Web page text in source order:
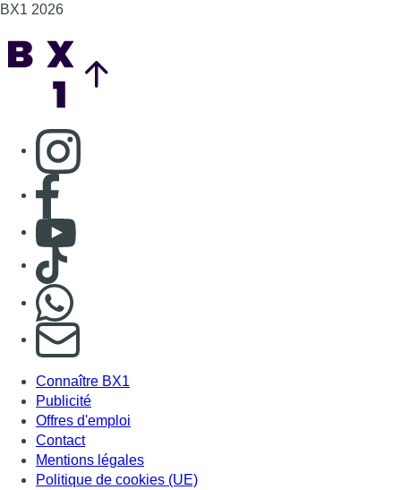
BX1 2026
Consulter page Instagram
Consulter page Facebook
Consulter Youtube
Consulter TikTok
S'abonner à notre newsletter
Connaître BX1
Publicité
Offres d'emploi
Contact
Mentions légales
Politique de cookies (UE)